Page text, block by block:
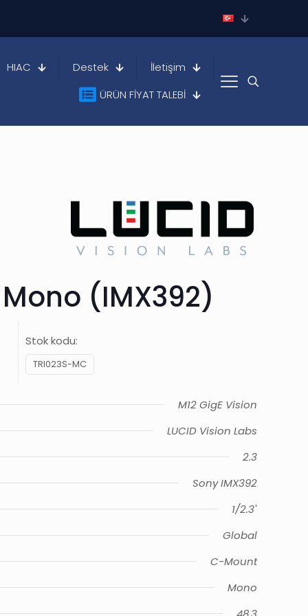
HIAC Destek
İletişim
ÜRÜN FİYAT TALEBİ
(IMX392)
Stok kodu:
TRI023S-MC
M12 GigE Vision
LUCID Vision Labs
2.3
Sony IMX392
1/2.3"
Global
C-Mount
Mono